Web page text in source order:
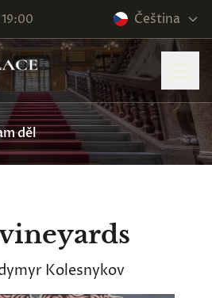
19:00 Čeština
děl
Kolesnykov